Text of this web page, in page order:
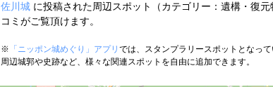
佐川城に投稿された周辺スポット（カテゴリー：遺構・復元
コミがご覧頂けます。
※ 「ニッポン城めぐり」アプリ では、スタンプラリースポットとなっ
周辺城郭や史跡など、様々な関連スポットを自由に追加できます。